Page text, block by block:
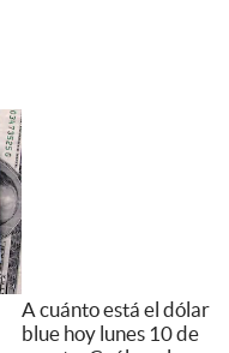
A cuánto está el dólar
blue hoy lunes 10 de